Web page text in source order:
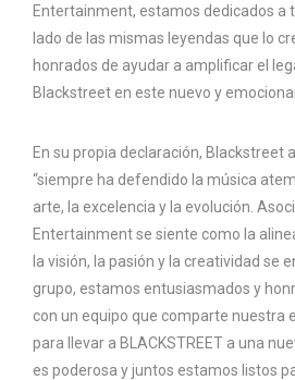
Entertainment, estamos dedicados a
lado de las mismas leyendas que lo
honrados de ayudar a amplificar el
Blackstreet en este nuevo y
En su propia declaración, Blackstreet
“siempre ha defendido la música
arte, la excelencia y la evolución.
Entertainment se siente como la
la visión, la pasión y la creatividad se
grupo, estamos entusiasmados y
con un equipo que comparte nuestra
para llevar a BLACKSTREET a una
es poderosa y juntos estamos listos